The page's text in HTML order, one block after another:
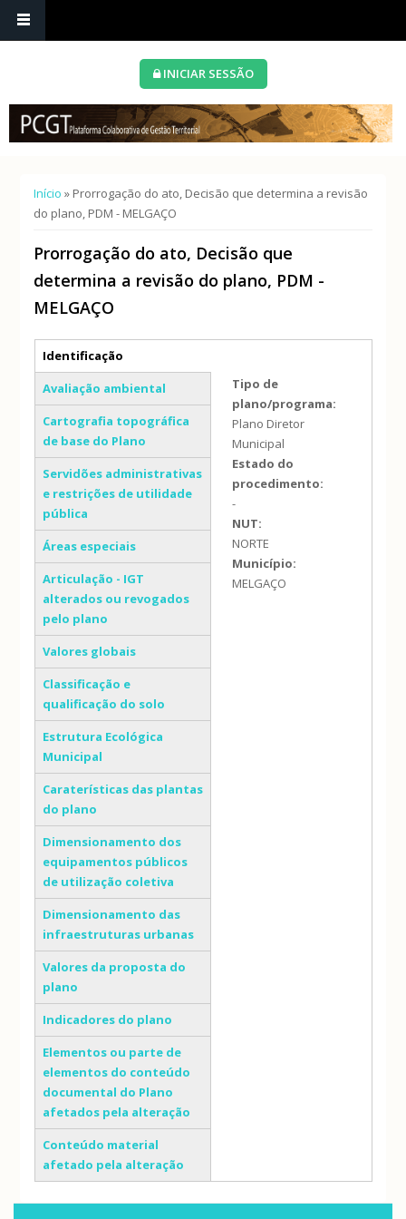
INICIAR SESSÃO
Está aqui
Início » Prorrogação do ato, Decisão que determina a revisão
do plano, PDM - MELGAÇO
Prorrogação do ato, Decisão que
determina a revisão do plano, PDM -
MELGAÇO
Separadores verticais
Identificação
(separador ativo)
Avaliação ambiental
Cartografia topográfica
de base do Plano
Servidões administrativas
e restrições de utilidade
pública
Áreas especiais
Articulação - IGT
alterados ou revogados
pelo plano
Valores globais
Classificação e
qualificação do solo
Estrutura Ecológica
Municipal
Caraterísticas das plantas
do plano
Dimensionamento dos
equipamentos públicos
de utilização coletiva
Dimensionamento das
infraestruturas urbanas
Valores da proposta do
plano
Indicadores do plano
Elementos ou parte de
elementos do conteúdo
documental do Plano
afetados pela alteração
Conteúdo material
afetado pela alteração
Tipo de
plano/programa:
Plano Diretor
Municipal
Estado do
procedimento:
-
NUT:
NORTE
Município:
MELGAÇO